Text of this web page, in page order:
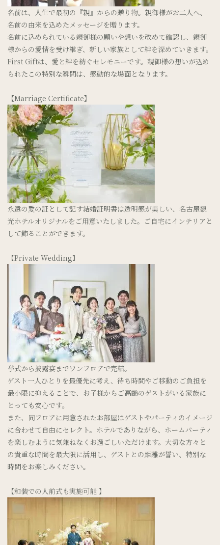
名前は、人生で最初の『親』からの贈り物。親御様がお二人へ、
名前の由来を込めたメッセージを贈ります。
名前に込められている親御様の願いや想いを改めて確認し、親御
様からの愛情を受け継ぎ、新しい家族として絆を深めていきます。
First Giftは、愛と絆を紡ぐセレモニーです。親御様の想いが込め
られたこの特別な瞬間は、感動的な場面となります。
【Marriage Certificate】
永遠の愛の証として記す結婚証明書は透明感が美しい、名古屋観
光ホテルオリジナルをご用意いたしました。ご自宅にインテリアと
して飾ることができます。
【Private Wedding】
挙式から披露宴までワンフロアで完結。
ゲスト一人ひとりを最優先に考え、待ち時間やご移動のご負担を
最小限に抑えることで、お子様からご高齢のゲストがいる家族に
とっても安心です。
また、同フロアに用意されたお部屋はゲストやパーティのイメージ
に合わせて自由にセレクト。ホテルでありながら、ホームパーティ
を楽しむように気兼ねなくお過ごしいただけます。大切な方々と
の貴重な時間を最大限に活用し、ゲストとの距離が誓い、特別な
時間をお楽しみください。
【和装での人前式も実施可能 】